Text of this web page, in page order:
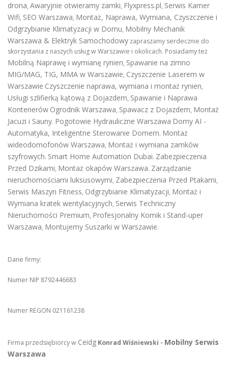
drona, Awaryjnie otwieramy zamki, Flyxpress.pl, Serwis Kamer
Wifi, SEO Warszawa, Montaż, Naprawa, Wymiana, Czyszczenie i
Odgrzybianie Klimatyzacji w Domu, Mobilny Mechanik
Warszawa & Elektryk Samochodowy zapraszamy serdecznie do
skorzystania z naszych usług w Warszawie i okolicach. Posiadamy też
Mobilną Naprawę i wymianę rynien, Spawanie na zimno
MIG/MAG, TIG, MMA w Warszawie, Czyszczenie Laserem w
Warszawie Czyszczenie naprawa, wymiana i montaż rynien,
Usługi szlifierką kątową z Dojazdem, Spawanie i Naprawa
Kontenerów Ogrodnik Warszawa, Spawacz z Dojazdem, Montaż
Jacuzi i Sauny. Pogotowie Hydrauliczne Warszawa Domy AI -
Automatyka, Inteligentne Sterowanie Domem. Montaż
wideodomofonów Warszawa, Montaż i wymiana zamków
szyfrowych. Smart Home Automation Dubai. Zabezpieczenia
Przed Dzikami, Montaż okapów Warszawa. Zarządzanie
nieruchomościami luksusowymi, Zabezpieczenia Przed Ptakami,
Serwis Maszyn Fitness, Odgrzybianie Klimatyzacji, Montaż i
Wymiana kratek wentylacyjnych, Serwis Techniczny
Nieruchomości Premium, Profesjonalny Komik i Stand-uper
Warszawa, Montujemy Suszarki w Warszawie.
Dane firmy:
Numer NIP 8792446683
Numer REGON 021161238
Firma przedsiębiorcy w Ceidg Konrad Wiśniewski - Mobilny Serwis
Warszawa